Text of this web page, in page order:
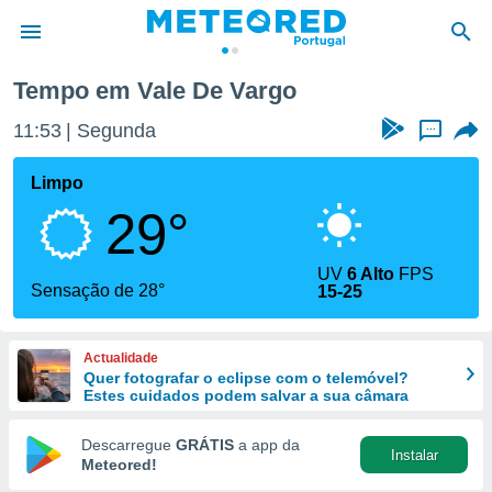
da
foi
fornecidas
a este
das
e
forma
digital
Tempo em Vale De Vargo
11:53 Segunda ...
Limpo
29°
Sensação de 28°
UV6 Alto FPS
15-25
Actualidade
Quer fotografar o eclipse com o telemóvel?
Estes cuidados podem salvar a sua câmara
Descarregue GRÁTIS a app da
Meteored!
Instalar